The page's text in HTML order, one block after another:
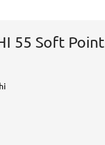
55 Soft Point